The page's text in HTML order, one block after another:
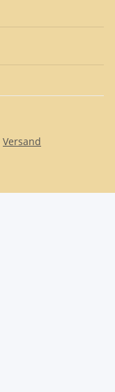
Versand